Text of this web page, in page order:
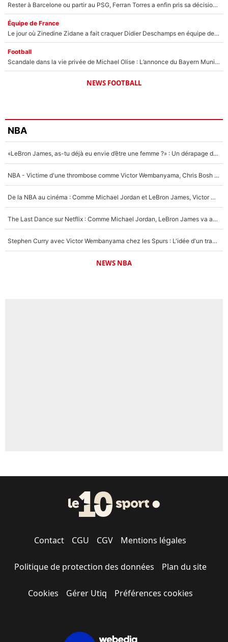
Rester à Barcelone ou partir au PSG, Ferran Torres a enfin pris sa décision : La course contre la montre est lancée !
Équipe de France
Le jour où Zinedine Zidane a fait craquer Didier Deschamps en équipe de France : «Je m’en suis voulu», l’ancien sélectionneur a regretté son geste !
Football
Scandale dans la vie privée de Michael Olise : L’annonce du Bayern Munich sur son enfant caché
NEWS FOOTBALL
NBA
«LeBron James, as-tu déjà eu envie d’être une femme ?» : Un dérapage de Donald Trump sur la superstar de la NBA refait surface
NBA - Victime d'une thrombose comme Victor Wembanyama, Chris Bosh prévient le Français des risques sur sa santé : «J’ai failli mourir sur le coup et j’ai été ramené à la vie»
De la NBA au cinéma : Comme Michael Jordan et LeBron James, Victor Wembanyama rêve d'une carrière d'acteur !
The Last Dance sur Netflix : Comme Michael Jordan, LeBron James va avoir le droit à sa série !
Stephen Curry avec Victor Wembanyama chez les Spurs : L'idée d'un trade historique est lancée en NBA !
NEWS NBA
Contact CGU CGV Mentions légales
Politique de protection des données Plan du site
Cookies Gérer Utiq Préférences cookies